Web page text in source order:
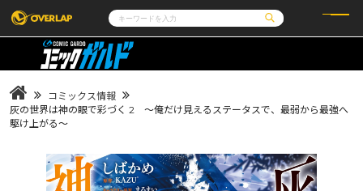
コミック
LiQulle
ラブパルフェ
ライトノベル
ロサージュノベルス
その他
コミックエッセイ
通販・NEWS
企業
会社概要
採用情報
アクセス
オーバーラップホールディングス
オーバーラップ文庫
コミックス情報
灰の世界は神の眼で彩づく 2 ～俺だけ見えるステータスで、最弱から最強へ
駆け上がる～